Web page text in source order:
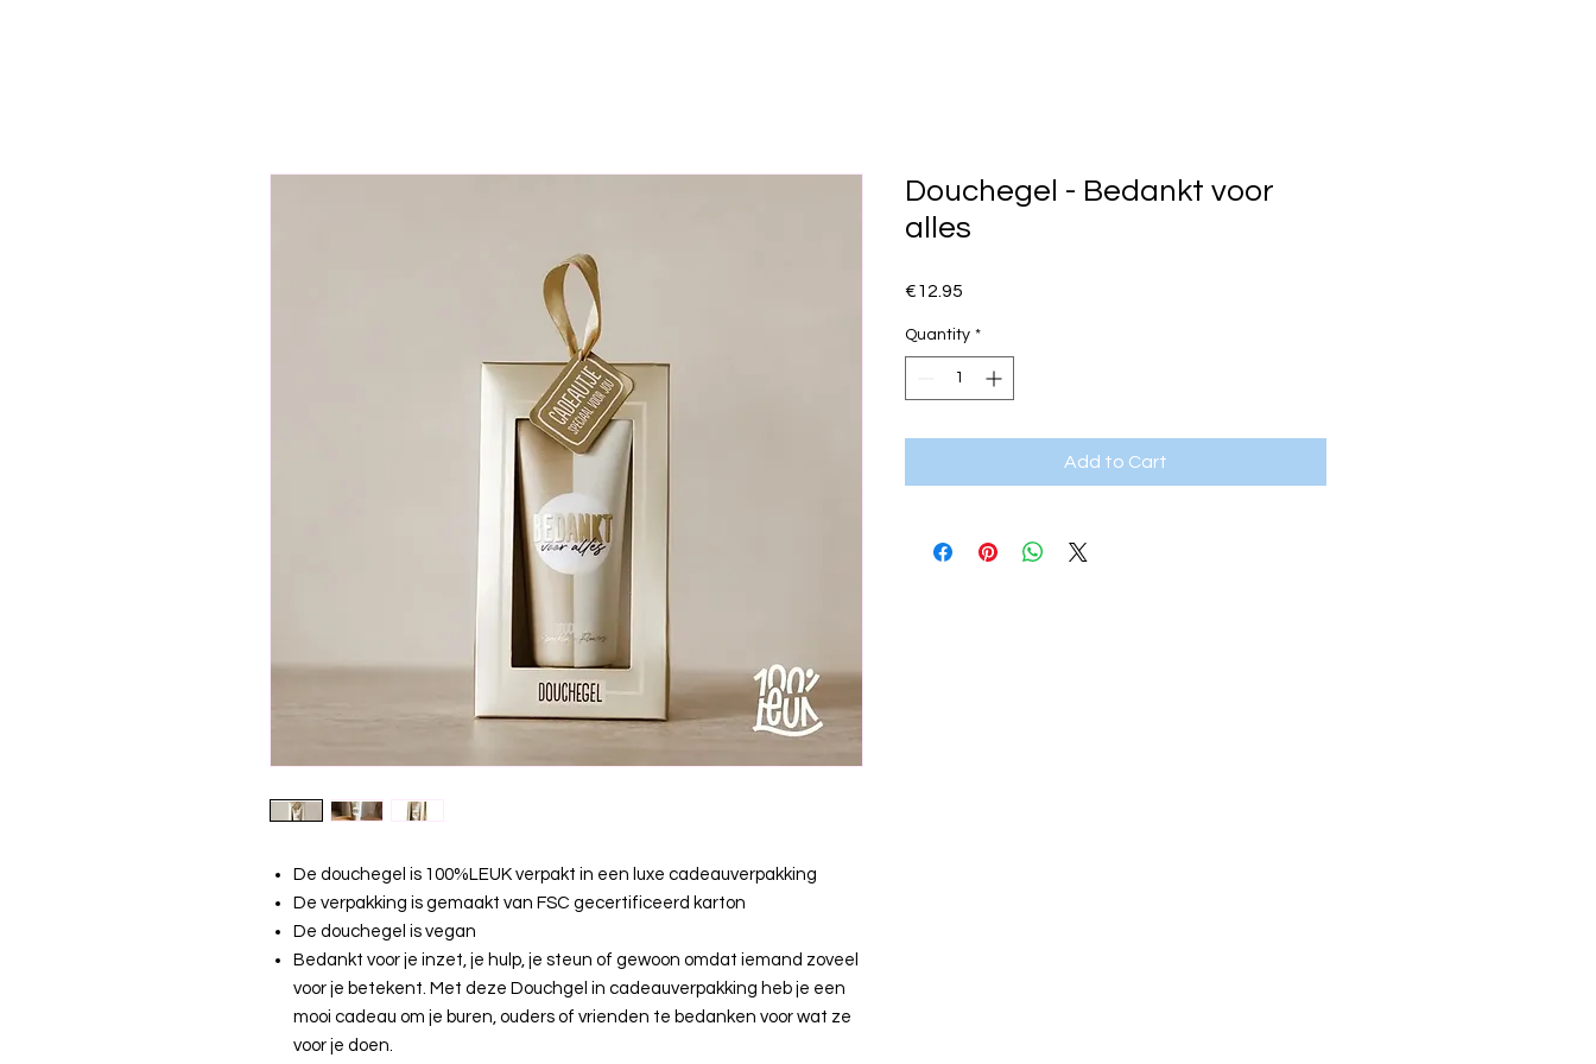
De douchegel is 100%LEUK verpakt in een luxe cadeauverpakking
De verpakking is gemaakt van FSC gecertificeerd karton
De douchegel is vegan
Bedankt voor je inzet, je hulp, je steun of gewoon omdat iemand zoveel
voor je betekent. Met deze Douchgel in cadeauverpakking heb je een
mooi cadeau om je buren, ouders of vrienden te bedanken voor wat ze
voor je doen.
Douchegel - Bedankt voor
alles
€12.95
Quantity *
Add to Cart